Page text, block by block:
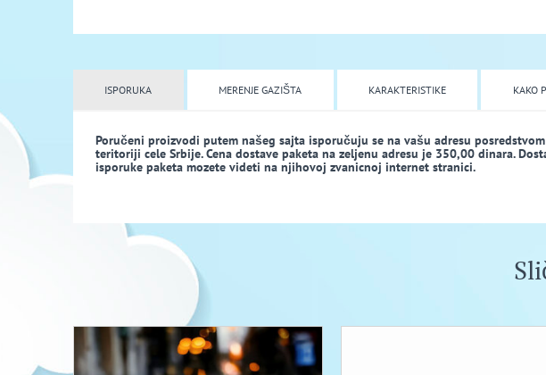
ISPORUKA MERENJE GAZIŠTA KARAKTERISTIKE KAKO
Poručeni proizvodi putem našeg sajta isporučuju se na vašu adresu
teritoriji cele Srbije. Cena dostave paketa na zeljenu adresu je 350,00 dinara.
isporuke paketa mozete videti na njihovoj zvanicnoj internet stranici.